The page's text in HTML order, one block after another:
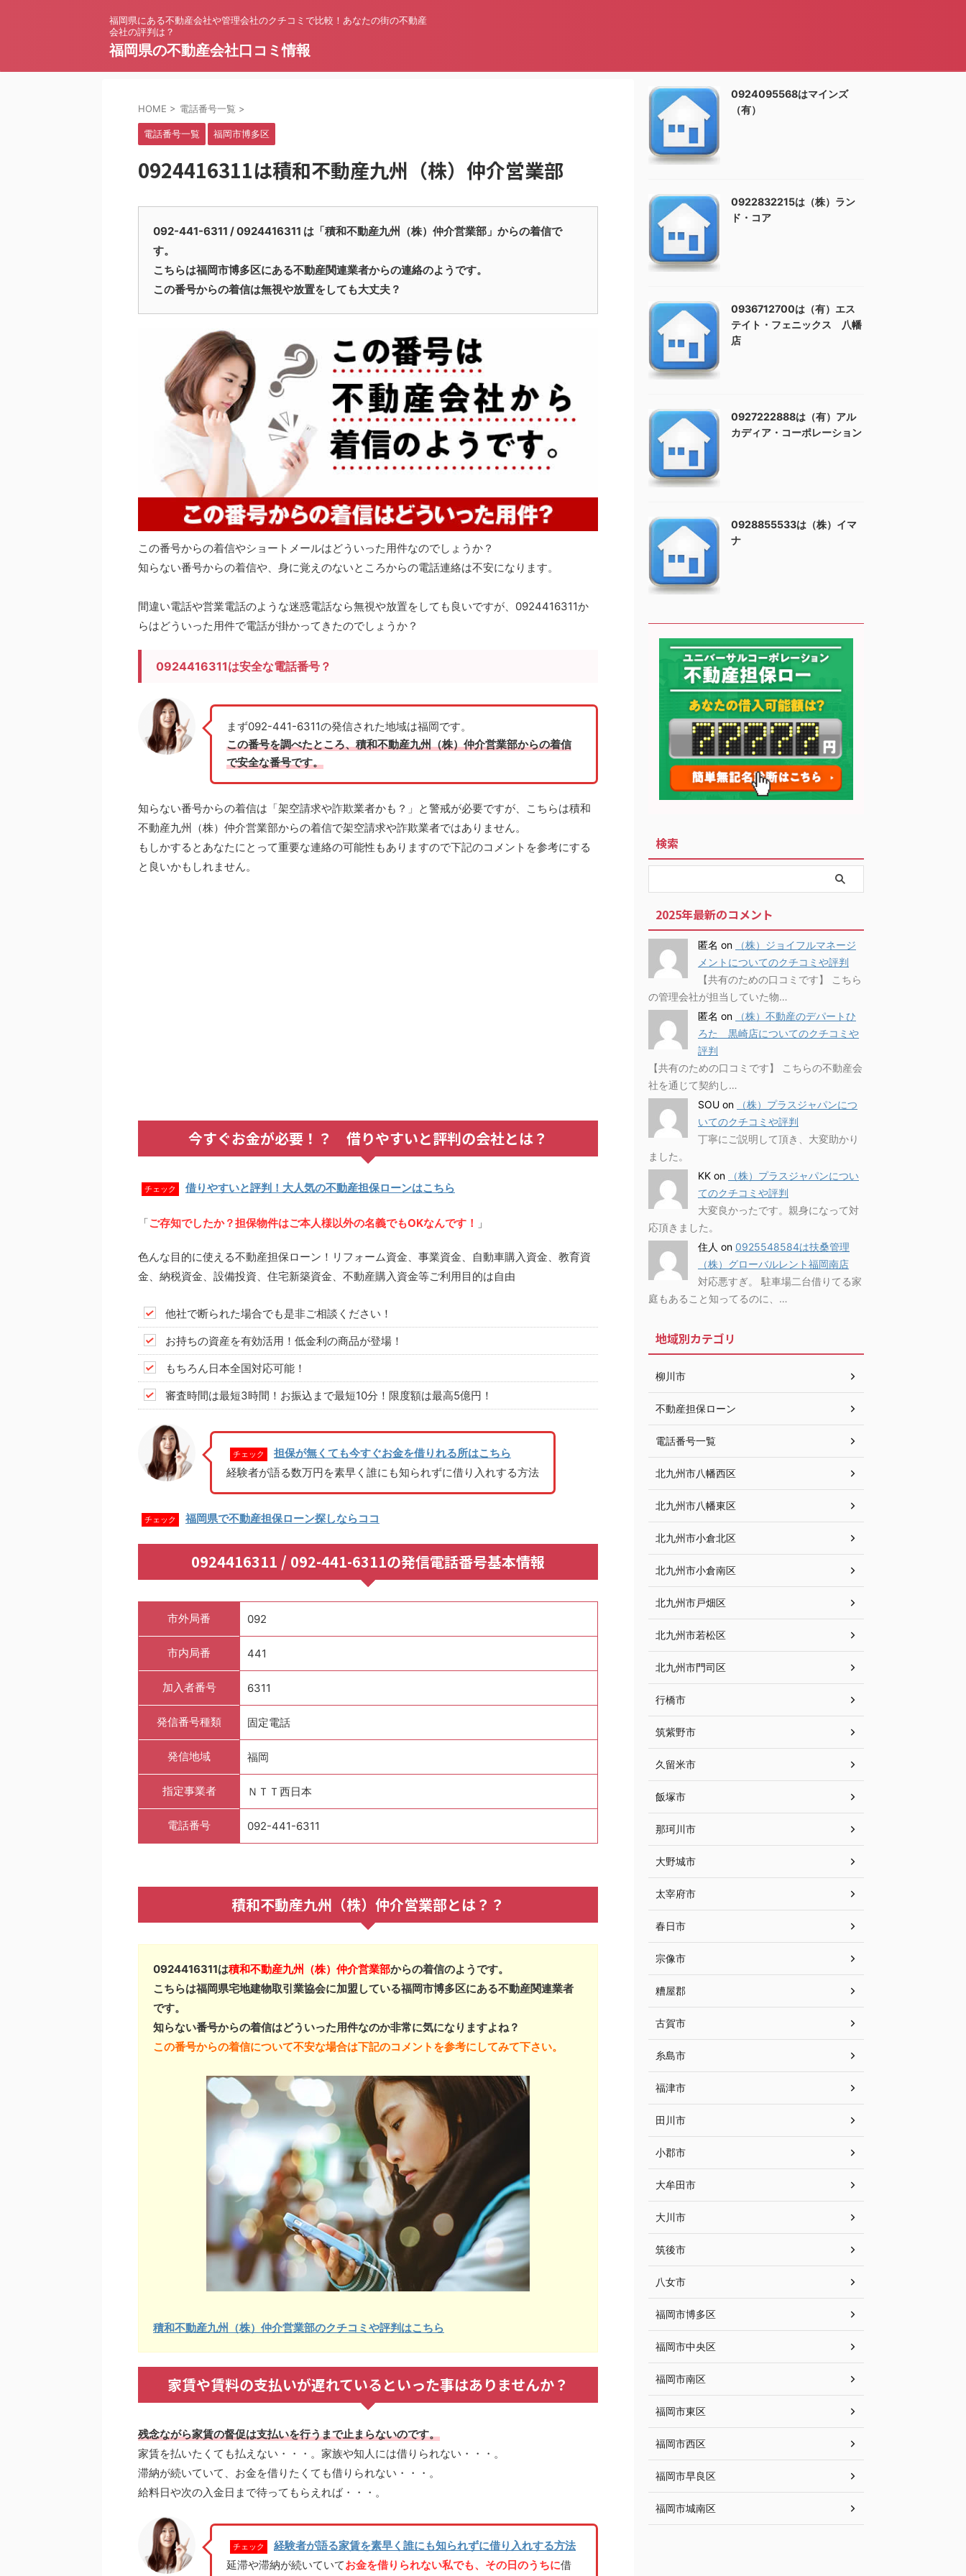
福岡県にある不動産会社や管理会社のクチコミで比較！あなたの街の不動産
会社の評判は？
福岡県の不動産会社口コミ情報
HOME > 電話番号一覧 >
電話番号一覧 福岡市博多区
0924416311は積和不動産九州（株）仲介営業部
092-441-6311 / 0924416311 は「積和不動産九州（株）仲介営業部」からの着信で
す。
こちらは福岡市博多区にある不動産関連業者からの連絡のようです。
この番号からの着信は無視や放置をしても大丈夫？
この番号からの着信やショートメールはどういった用件なのでしょうか？
知らない番号からの着信や、身に覚えのないところからの電話連絡は不安になります。
間違い電話や営業電話のような迷惑電話なら無視や放置をしても良いですが、0924416311か
らはどういった用件で電話が掛かってきたのでしょうか？
0924416311は安全な電話番号？
まず092-441-6311の発信された地域は福岡です。
この番号を調べたところ、積和不動産九州（株）仲介営業部からの着信
で安全な番号です。
知らない番号からの着信は「架空請求や詐欺業者かも？」と警戒が必要ですが、こちらは積和
不動産九州（株）仲介営業部からの着信で架空請求や詐欺業者ではありません。
もしかするとあなたにとって重要な連絡の可能性もありますので下記のコメントを参考にする
と良いかもしれません。
今すぐお金が必要！？ 借りやすいと評判の会社とは？
チェック 借りやすいと評判！大人気の不動産担保ローンはこちら
「ご存知でしたか？担保物件はご本人様以外の名義でもOKなんです！ 」
色んな目的に使える不動産担保ローン！リフォーム資金、事業資金、自動車購入資金、教育資
金、納税資金、設備投資、住宅新築資金、不動産購入資金等ご利用目的は自由
他社で断られた場合でも是非ご相談ください！
お持ちの資産を有効活用！低金利の商品が登場！
もちろん日本全国対応可能！
審査時間は最短3時間！お振込まで最短10分！限度額は最高5億円！
チェック
担保が無くても今すぐお金を借りれる所はこちら
経験者が語る数万円を素早く誰にも知られずに借り入れする方法
チェック 福岡県で不動産担保ローン探しならココ
0924416311 / 092-441-6311の発信電話番号基本情報
市外局番 092
市内局番 441
加入者番号 6311
発信番号種類 固定電話
発信地域 福岡
指定事業者 ＮＴＴ西日本
電話番号 092-441-6311
積和不動産九州（株）仲介営業部とは？？
0924416311は積和不動産九州（株）仲介営業部からの着信のようです。
こちらは福岡県宅地建物取引業協会に加盟している福岡市博多区にある不動産関連業者
です。
知らない番号からの着信はどういった用件なのか非常に気になりますよね？
この番号からの着信について不安な場合は下記のコメントを参考にしてみて下さい。
積和不動産九州（株）仲介営業部のクチコミや評判はこちら
家賃や賃料の支払いが遅れているといった事はありませんか？
残念ながら家賃の督促は支払いを行うまで止まらないのです。
家賃を払いたくても払えない・・・。家族や知人には借りられない・・・。
滞納が続いていて、お金を借りたくても借りられない・・・。
給料日や次の入金日まで待ってもらえれば・・・。
チェック
経験者が語る家賃を素早く誰にも知られずに借り入れする方法
延滞や滞納が続いていてお金を借りられない私でも、その日のうちに借
0924095568はマインズ
（有）
0922832215は（株）ラン
ド・コア
0936712700は（有）エス
テイト・フェニックス 八幡
店
0927222888は（有）アル
カディア・コーポレーション
0928855533は（株）イマ
ナ
検索
2025年最新のコメント
匿名 on
（株）ジョイフルマネージ
メントについてのクチコミや評判
【共有のための口コミです】 こちら
の管理会社が担当していた物…
匿名 on
（株）不動産のデパートひ
ろた 黒崎店についてのクチコミや
評判
【共有のための口コミです】 こちらの不動産会
社を通じて契約し…
SOU on
（株）プラスジャパンにつ
いてのクチコミや評判
丁寧にご説明して頂き、大変助かり
ました。
KK on
（株）プラスジャパンについ
てのクチコミや評判
大変良かったです。親身になって対
応頂きました。
住人 on 0925548584は扶桑管理
（株）グローバルレント福岡南店
対応悪すぎ。 駐車場二台借りてる家
庭もあること知ってるのに、…
地域別カテゴリ
柳川市
不動産担保ローン
電話番号一覧
北九州市八幡西区
北九州市八幡東区
北九州市小倉北区
北九州市小倉南区
北九州市戸畑区
北九州市若松区
北九州市門司区
行橋市
筑紫野市
久留米市
飯塚市
那珂川市
大野城市
太宰府市
春日市
宗像市
糟屋郡
古賀市
糸島市
福津市
田川市
小郡市
大牟田市
大川市
筑後市
八女市
福岡市博多区
福岡市中央区
福岡市南区
福岡市東区
福岡市西区
福岡市早良区
福岡市城南区